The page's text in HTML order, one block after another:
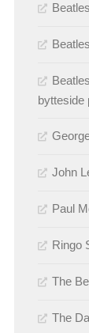
bytteside
John
Paul
Ringo
The
The